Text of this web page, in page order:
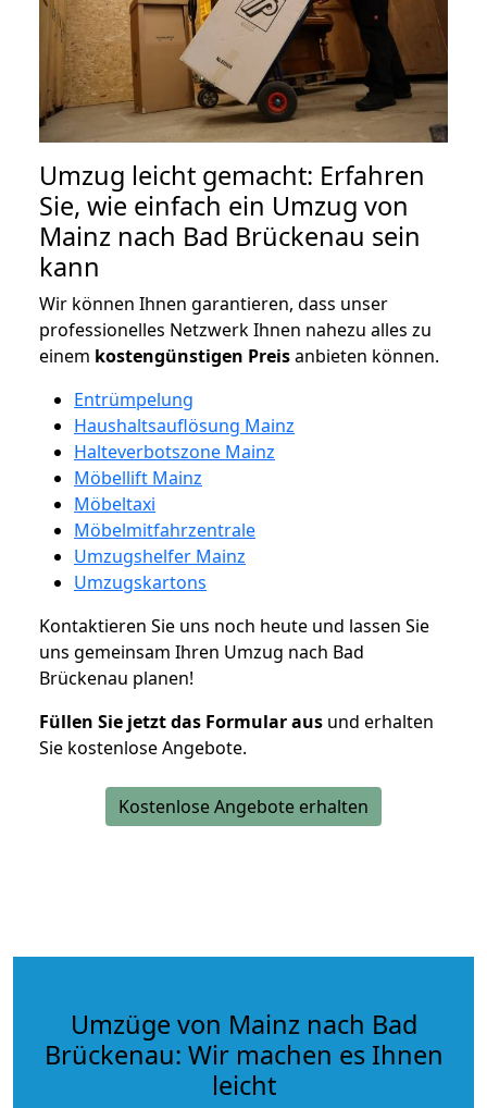
Umzug leicht gemacht: Erfahren
Sie, wie einfach ein Umzug von
Mainz nach Bad Brückenau sein
kann
Wir können Ihnen garantieren, dass unser
professionelles Netzwerk Ihnen nahezu alles zu
einem kostengünstigen Preisanbieten können.
Entrümpelung
Haushaltsauflösung Mainz
Halteverbotszone Mainz
Möbellift Mainz
Möbeltaxi
Möbelmitfahrzentrale
Umzugshelfer Mainz
Umzugskartons
Kontaktieren Sie uns noch heute und lassen Sie
uns gemeinsam Ihren Umzug nach Bad
Brückenau planen!
Füllen Sie jetzt das Formular aus und erhalten
Sie kostenlose Angebote.
Kostenlose Angebote erhalten
Umzüge von Mainz nach Bad
Brückenau: Wir machen es Ihnen
leicht